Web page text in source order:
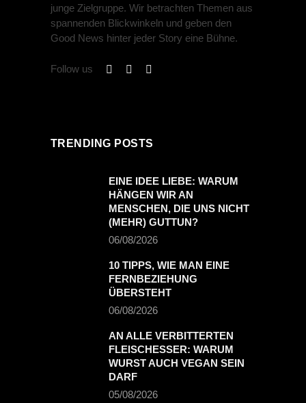
junge Zielgruppe. Wir betrachten Themen aus
spannenden Blickwinkeln und geben den
Good News hinter jeder Story eine Bühne.
Follow us
TRENDING POSTS
EINE IDEE LIEBE: WARUM
HÄNGEN WIR AN
MENSCHEN, DIE UNS NICHT
(MEHR) GUTTUN?
06/08/2026
10 TIPPS, WIE MAN EINE
FERNBEZIEHUNG
ÜBERSTEHT
06/08/2026
AN ALLE VERBITTERTEN
FLEISCHESSER: WARUM
WURST AUCH VEGAN SEIN
DARF
05/08/2026